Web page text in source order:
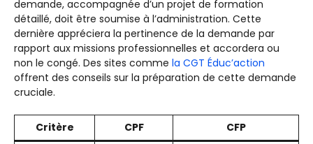
demande, accompagnée d’un projet de formation
détaillé, doit être soumise à l’administration. Cette
dernière appréciera la pertinence de la demande par
rapport aux missions professionnelles et accordera ou
non le congé. Des sites comme la CGT Éduc’action
offrent des conseils sur la préparation de cette demande
cruciale.
Critère CPF CFP